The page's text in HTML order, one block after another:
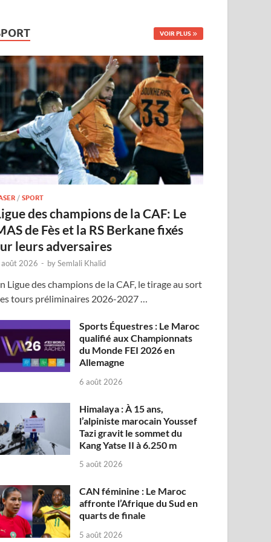
VOIR PLUS
/SPORT
des champions de la CAF: Le
de Fès et la RS Berkane fixés
leurs adversaires
2026 - bySemlali Khalid
Ligue des champions de la CAF, le tirage au sort
tours préliminaires 2026-2027 …
Sports Équestres : Le Maroc
qualifié aux Championnats
du Monde FEI 2026 en
Allemagne
6 août 2026
Himalaya : À 15 ans,
l’alpiniste marocain Youssef
Tazi gravit le sommet du
Kang Yatse II à 6.250 m
5 août 2026
CAN féminine : Le Maroc
affronte l’Afrique du Sud en
quarts de finale
5 août 2026